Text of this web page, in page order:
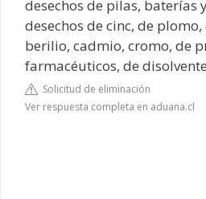
desechos de pilas, baterías
desechos de cinc, de
berilio, cadmio, cromo, de
farmacéuticos, de
Solicitud de eliminación
Ver respuesta completa en aduana.cl